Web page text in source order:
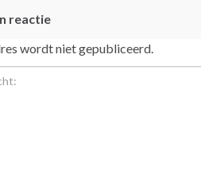
reactie
wordt niet gepubliceerd.